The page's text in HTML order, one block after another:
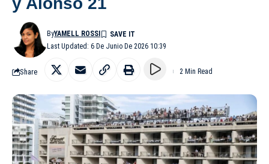
Last Updated: 6 De Junio De 2026 10:39
ByYAMELL ROSSI
Share 2 Min Read